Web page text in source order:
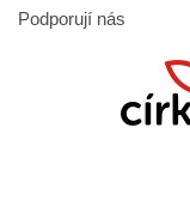
Podporují nás